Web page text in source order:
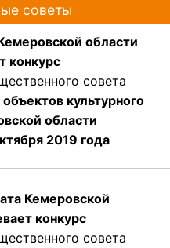
советы
области
конкурс
совета
культурного
области
2019 года
Кемеровской
конкурс
совета